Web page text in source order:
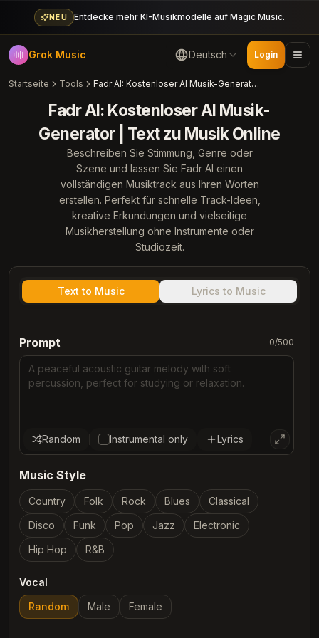
NEU Entdecke mehr KI-Musikmodelle auf Magic Music.
Grok Music Deutsch Login
Startseite Tools Fadr AI: Kostenloser AI Musik-Generator | Text zu Musik Online
Fadr AI: Kostenloser AI Musik-
Generator | Text zu Musik Online
Beschreiben Sie Stimmung, Genre oder
Szene und lassen Sie Fadr AI einen
vollständigen Musiktrack aus Ihren Worten
erstellen. Perfekt für schnelle Track-Ideen,
kreative Erkundungen und vielseitige
Musikherstellung ohne Instrumente oder
Studiozeit.
Text to Music Lyrics to Music
Prompt 0/500
Random Instrumental only Lyrics
Music Style
Country Folk Rock Blues
Classical
Disco
Funk Pop Jazz
Electronic
Hip Hop
R&B
Vocal
Random
Male Female